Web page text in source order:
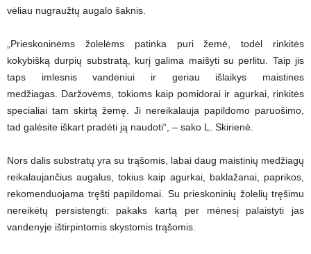
vėliau nugraužtų augalo šaknis.
„Prieskoninėms žolelėms patinka puri žemė, todėl rinkitės
kokybišką durpių substratą, kurį galima maišyti su perlitu. Taip jis
taps imlesnis vandeniui ir geriau išlaikys maistines
medžiagas. Daržovėms, tokioms kaip pomidorai ir agurkai, rinkitės
specialiai tam skirtą žemę. Ji nereikalauja papildomo paruošimo,
tad galėsite iškart pradėti ją naudoti“, – sako L. Skirienė.
Nors dalis substratų yra su trąšomis, labai daug maistinių medžiagų
reikalaujančius augalus, tokius kaip agurkai, baklažanai, paprikos,
rekomenduojama tręšti papildomai. Su prieskoninių žolelių tręšimu
nereikėtų persistengti: pakaks kartą per mėnesį palaistyti jas
vandenyje ištirpintomis skystomis trąšomis.